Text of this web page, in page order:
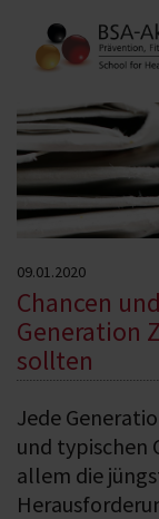
09.01.2020
Chancen
Generation
sollten
Jede
und typischen
allem die